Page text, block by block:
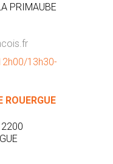
PRIMAUBE
13h30-
ROUERGUE